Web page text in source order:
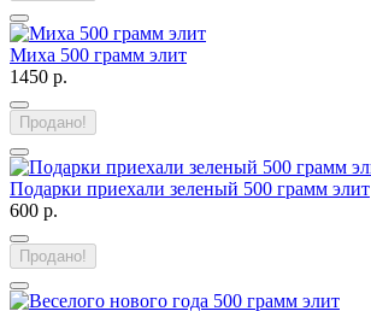
Миха 500 грамм элит
1450 р.
Продано!
Подарки приехали зеленый 500 грамм элит
600 р.
Продано!